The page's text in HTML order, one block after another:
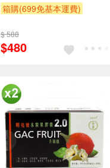
箱購(699免基本運費)
贈$200
$ 588
$480